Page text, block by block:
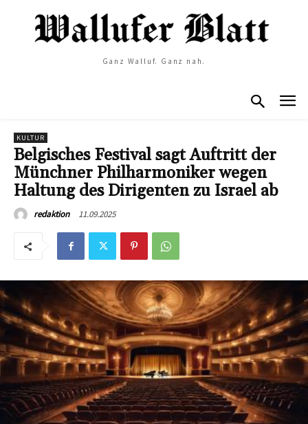
Ganz Walluf. Ganz nah.
KULTUR
Belgisches Festival sagt Auftritt der
Münchner Philharmoniker wegen
Haltung des Dirigenten zu Israel ab
redaktion 11.09.2025